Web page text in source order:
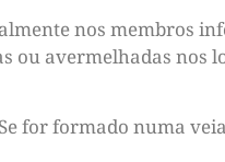
nos membros
ou avermelhadas nos
for formado numa